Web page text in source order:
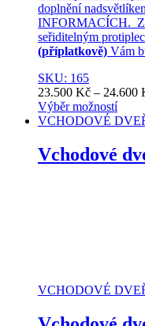
doplnění
INFORMACÍCH.
seřiditelným
(příplatkově) Vám
SKU: 165
23.500 Kč – 24.600
Výběr možností
This
has
multiple
product
VCHODOVÉ
Vchodové
VCHODOVÉ